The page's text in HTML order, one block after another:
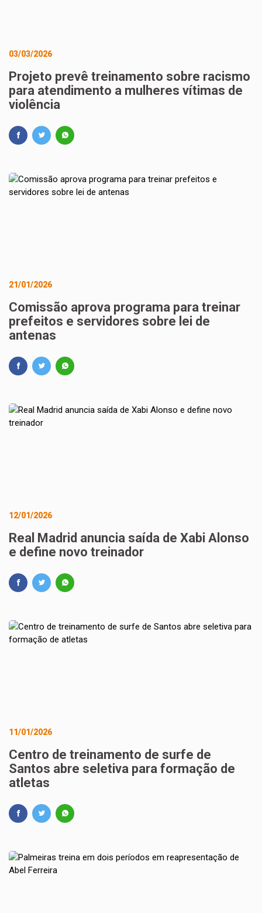
03/03/2026
Projeto prevê treinamento sobre racismo
para atendimento a mulheres vítimas de
violência
21/01/2026
Comissão aprova programa para treinar
prefeitos e servidores sobre lei de
antenas
12/01/2026
Real Madrid anuncia saída de Xabi Alonso
e define novo treinador
11/01/2026
Centro de treinamento de surfe de
Santos abre seletiva para formação de
atletas